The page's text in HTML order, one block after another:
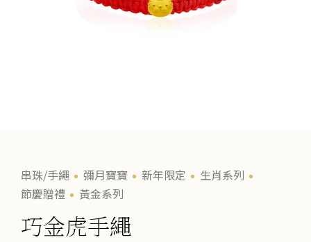
串珠/手繩 彌月寶寶 新年限定
生肖系列
節慶贈禮
黃金系列
巧金虎手繩